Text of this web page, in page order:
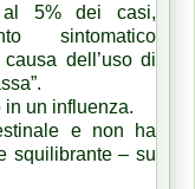
al 5% dei casi,
sintomatico
dell’uso di
in un influenza.
e non ha
squilibrante – su